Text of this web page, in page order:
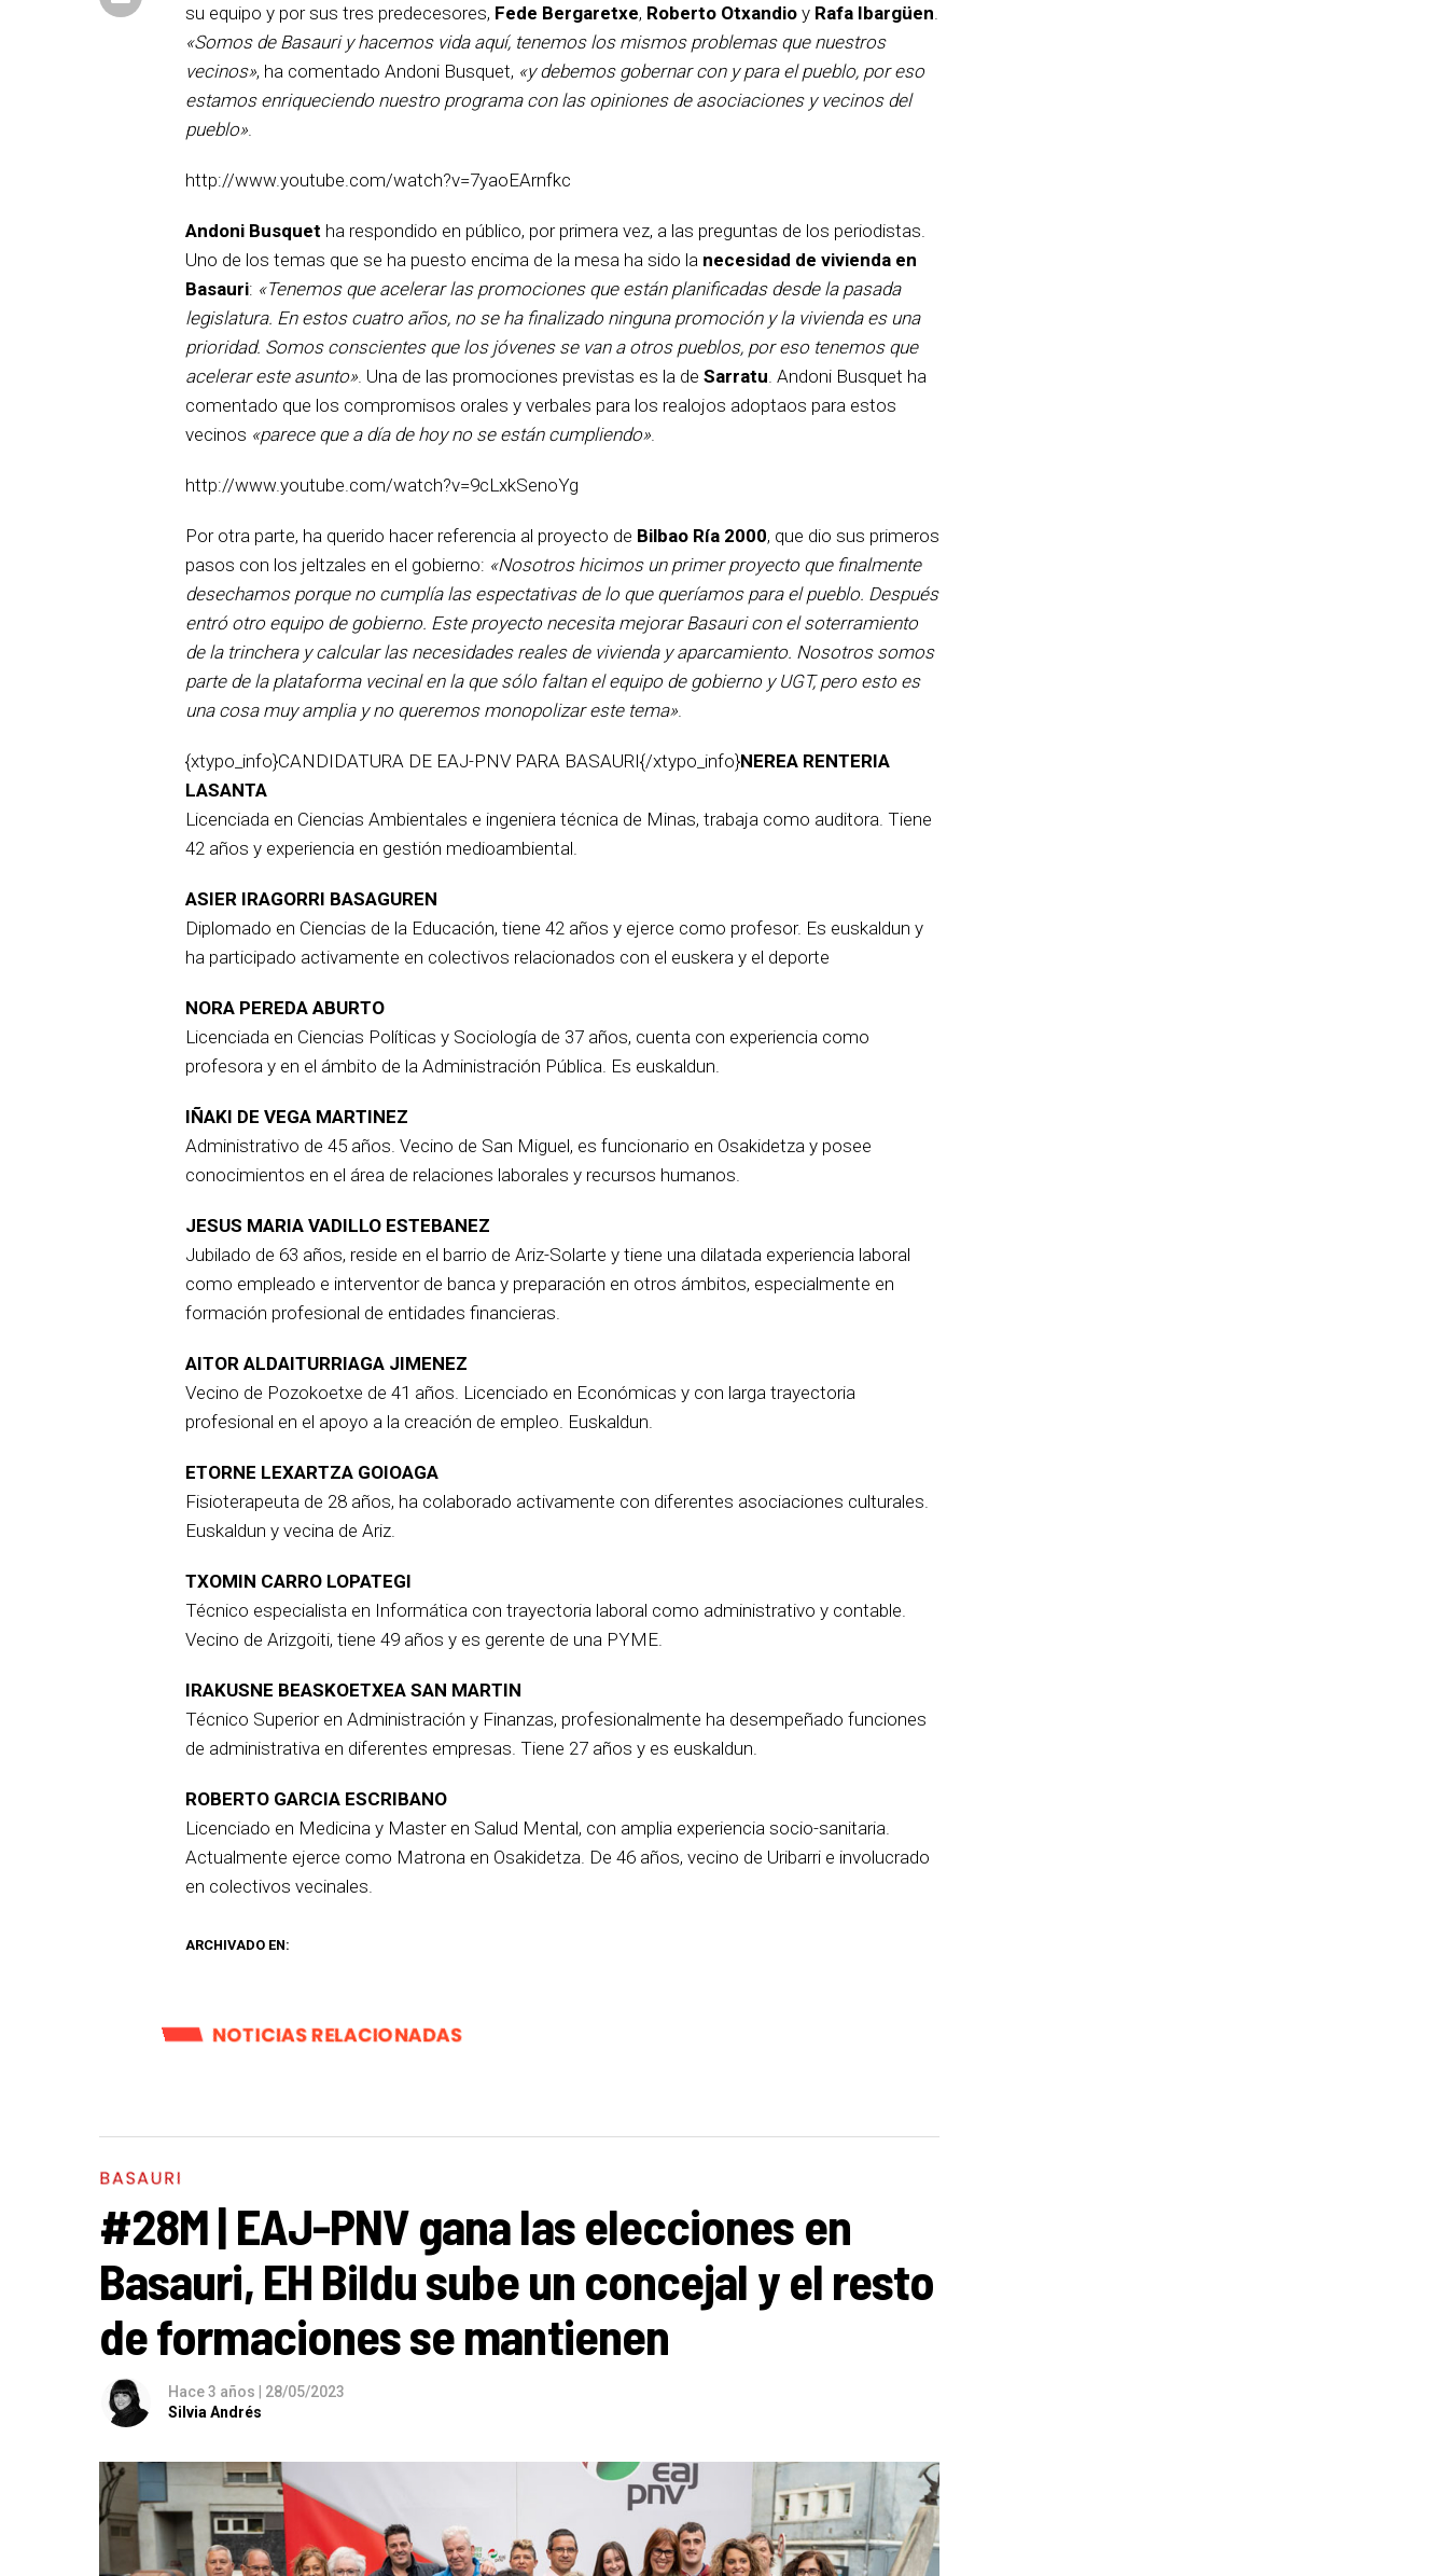
su equipo y por sus tres predecesores, Fede Bergaretxe, Roberto Otxandio y Rafa Ibargüen
«Somos de Basauri y hacemos vida aquí, tenemos los mismos problemas que nuestros
vecinos», ha comentado Andoni Busquet, «y debemos gobernar con y para el pueblo, por eso
estamos enriqueciendo nuestro programa con las opiniones de asociaciones y vecinos del
pueblo»
http://www.youtube.com/watch?v=7yaoEArnfkc
Andoni Busquet ha respondido en público, por primera vez, a las preguntas de los periodistas.
Uno de los temas que se ha puesto encima de la mesa ha sido la necesidad de vivienda en
Basauri: «Tenemos que acelerar las promociones que están planificadas desde la pasada
legislatura. En estos cuatro años, no se ha finalizado ninguna promoción y la vivienda es una
prioridad. Somos conscientes que los jóvenes se van a otros pueblos, por eso tenemos que
acelerar este asunto» . Una de las promociones previstas es la de Sarratu . Andoni Busquet ha
comentado que los compromisos orales y verbales para los realojos adoptaos para estos
vecinos «parece que a día de hoy no se están cumpliendo»
http://www.youtube.com/watch?v=9cLxkSenoYg
Por otra parte, ha querido hacer referencia al proyecto de Bilbao Ría 2000, que dio sus primeros
pasos con los jeltzales en el gobierno: «Nosotros hicimos un primer proyecto que finalmente
desechamos porque no cumplía las espectativas de lo que queríamos para el pueblo. Después
entró otro equipo de gobierno. Este proyecto necesita mejorar Basauri con el soterramiento
de la trinchera y calcular las necesidades reales de vivienda y aparcamiento. Nosotros somos
parte de la plataforma vecinal en la que sólo faltan el equipo de gobierno y UGT, pero esto es
una cosa muy amplia y no queremos monopolizar este tema»
{xtypo_info}CANDIDATURA DE EAJ-PNV PARA BASAURI{/xtypo_info}NEREA RENTERIA
LASANTA
Licenciada en Ciencias Ambientales e ingeniera técnica de Minas, trabaja como auditora. Tiene
42 años y experiencia en gestión medioambiental.
ASIER IRAGORRI BASAGUREN
Diplomado en Ciencias de la Educación, tiene 42 años y ejerce como profesor. Es euskaldun y
ha participado activamente en colectivos relacionados con el euskera y el deporte
NORA PEREDA ABURTO
Licenciada en Ciencias Políticas y Sociología de 37 años, cuenta con experiencia como
profesora y en el ámbito de la Administración Pública. Es euskaldun.
IÑAKI DE VEGA MARTINEZ
Administrativo de 45 años. Vecino de San Miguel, es funcionario en Osakidetza y posee
conocimientos en el área de relaciones laborales y recursos humanos.
JESUS MARIA VADILLO ESTEBANEZ
Jubilado de 63 años, reside en el barrio de Ariz-Solarte y tiene una dilatada experiencia laboral
como empleado e interventor de banca y preparación en otros ámbitos, especialmente en
formación profesional de entidades financieras.
AITOR ALDAITURRIAGA JIMENEZ
Vecino de Pozokoetxe de 41 años. Licenciado en Económicas y con larga trayectoria
profesional en el apoyo a la creación de empleo. Euskaldun.
ETORNE LEXARTZA GOIOAGA
Fisioterapeuta de 28 años, ha colaborado activamente con diferentes asociaciones culturales.
Euskaldun y vecina de Ariz.
TXOMIN CARRO LOPATEGI
Técnico especialista en Informática con trayectoria laboral como administrativo y contable.
Vecino de Arizgoiti, tiene 49 años y es gerente de una PYME.
IRAKUSNE BEASKOETXEA SAN MARTIN
Técnico Superior en Administración y Finanzas, profesionalmente ha desempeñado funciones
de administrativa en diferentes empresas. Tiene 27 años y es euskaldun.
ROBERTO GARCIA ESCRIBANO
Licenciado en Medicina y Master en Salud Mental, con amplia experiencia socio-sanitaria.
Actualmente ejerce como Matrona en Osakidetza. De 46 años, vecino de Uribarri e involucrado
en colectivos vecinales.
ARCHIVADO EN:
NOTICIAS RELACIONADAS
BASAURI
#28M | EAJ-PNV gana las elecciones en
Basauri, EH Bildu sube un concejal y el resto
de formaciones se mantienen
Hace 3 años | 28/05/2023
Silvia Andrés